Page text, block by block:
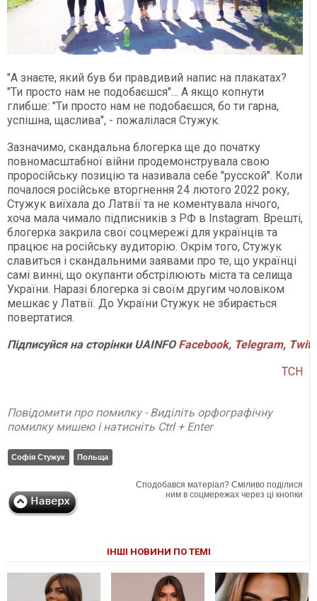
"А знаєте, який був би правдивий напис на плакатах?
"Ти просто нам не подобаєшся"… А якщо копнути
глибше: "Ти просто нам не подобаєшся, бо ти гарна,
успішна, щаслива", - пожалілася Стужук.
Зазначимо, скандальна блогерка ще до початку
повномасштабної війни продемонструвала свою
проросійську позицію та називала себе "русской". Коли
почалося російське вторгнення 24 лютого 2022 року,
Стужук виїхала до Латвії та не коментувала нічого,
хоча мала чимало підписників з РФ в Instagram. Врешті,
блогерка закрила свої соцмережі для українців та
працює на російську аудиторію. Окрім того, Стужук
славиться і скандальними заявами про те, що українці
самі винні, що окупанти обстрілюють міста та селища
України. Наразі блогерка зі своїм другим чоловіком
мешкає у Латвії. До України Стужук не збирається
повертатися.
Підписуйся на сторінки UAINFO Facebook, Telegram,
ТСН
Повідомити про помилку - Виділіть орфографічну
помилку мишею і натисніть Ctrl + Enter
Софія Стужук Польща
Сподобався матеріал? Сміливо поділися
ним в соцмережах через ці кнопки
ІНШІ НОВИНИ ПО ТЕМІ